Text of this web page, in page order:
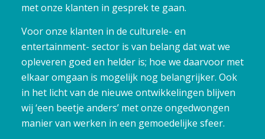
met onze klanten in gesprek te gaan.
Voor onze klanten in de culturele- en
entertainment- sector is van belang dat wat we
opleveren goed en helder is; hoe we daarvoor met
elkaar omgaan is mogelijk nog belangrijker. Ook
in het licht van de nieuwe ontwikkelingen blijven
wij ‘een beetje anders’ met onze ongedwongen
manier van werken in een gemoedelijke sfeer.